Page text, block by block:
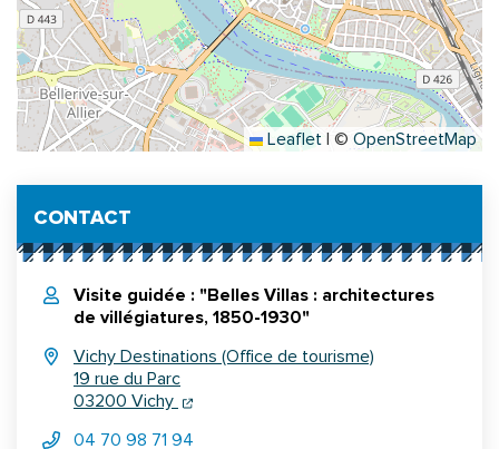
Leaflet | © OpenStreetMap
CONTACT
Visite guidée : "Belles Villas : architectures
de villégiatures, 1850-1930"
Vichy Destinations (Office de tourisme)
19 rue du Parc
03200 Vichy (ouverture dans un nouvel onglet)
(ouverture dans un nouvel onglet)
04 70 98 71 94